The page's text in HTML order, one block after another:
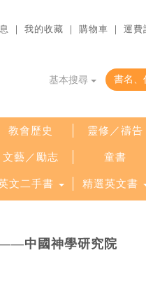
｜ 我的收藏 ｜ 購物車 ｜ 運費
基本搜尋
教會歷史 靈修／禱告
文藝／勵志 童書
文二手書 精選英文書
——中國神學研究院